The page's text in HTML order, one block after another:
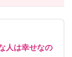
人は幸せなの